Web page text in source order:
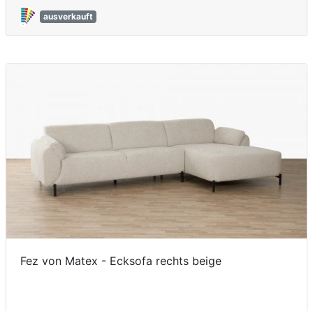
ausverkauft
Fez von Matex - Ecksofa rechts beige